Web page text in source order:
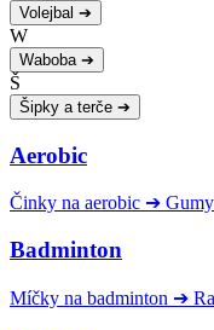
Volejbal ➔
W
Waboba ➔
Š
Šipky a terče ➔
Aerobic
Činky na aerobic ➔
Badminton
Míčky na badminton ➔